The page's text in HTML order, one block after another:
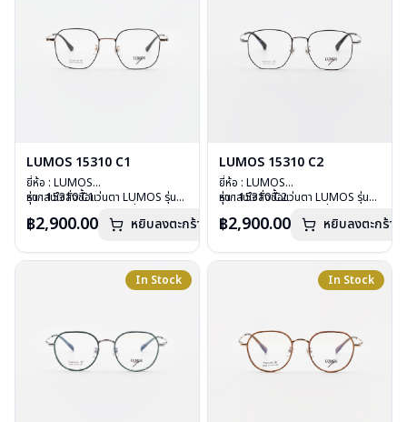
LUMOS 15310 C1
ยี่ห้อ : LUMOS
รุ่น : 15310 C1
เลนส์ : Demo Lens
น้ำหนัก : 16 กรัม
อุปกรณ์ : กล่องแว่น , ผ้าเช็ดแว่น
หากสนใจสั่งชื้อแว่นตา LUMOS รุ่น
กรุณาติดต่อเราคลิก
฿2,900.00 หยิบลงตะกร้า
LUMOS 15310 C2
ยี่ห้อ : LUMOS
รุ่น : 15310 C2
เลนส์ : Demo Lens
น้ำหนัก : 16 กรัม
อุปกรณ์ : กล่องแว่น , ผ้าเช็ดแว่น
หากสนใจสั่งชื้อแว่นตา LUMOS รุ่น
กรุณาติดต่อเราคลิก
฿2,900.00 หยิบลงตะกร้า
In Stock In Stock